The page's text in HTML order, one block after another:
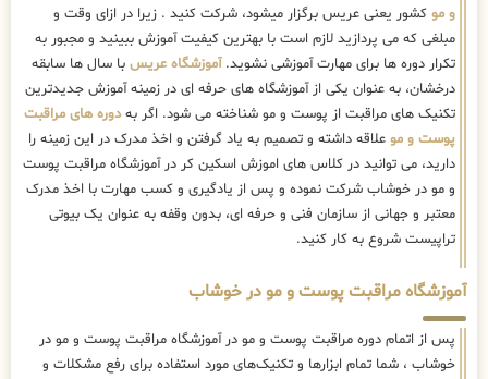
و مو کشور یعنی عریس برگزار میشود، شرکت کنید . زیرا در ازای وقت و
مبلغی که می پردازید لازم است با بهترین کیفیت آموزش ببینید و مجبور به
تکرار دوره ها برای مهارت آموزشی نشوید.آموزشگاه عریس با سال ها سابقه
درخشان، به عنوان یکی از آموزشگاه های حرفه ای در زمینه آموزش جدیدترین
تکنیک های مراقبت از پوست و مو شناخته می شود. اگر بهدوره های مراقبت
پوست و مو علاقه داشته و تصمیم به یاد گرفتن و اخذ مدرک در این زمینه را
دارید، می توانید در کلاس های اموزش اسکین کر در آموزشگاه مراقبت پوست
و مو در خوشاب شرکت نموده و پس از یادگیری و کسب مهارت با اخذ مدرک
معتبر و جهانی از سازمان فنی و حرفه ای، بدون وقفه به عنوان یک بیوتی
تراپیست شروع به کار کنید.
آموزشگاه مراقبت پوست و مو در خوشاب
پس از اتمام دوره مراقبت پوست و مو در آموزشگاه مراقبت پوست و مو در
خوشاب ، شما تمام ابزارها و تکنیک‌های مورد استفاده برای رفع مشکلات و